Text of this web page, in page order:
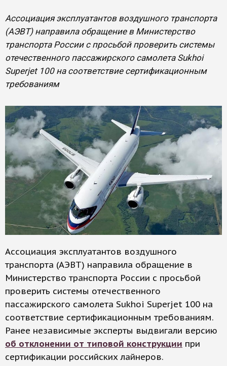
Ассоциация эксплуатантов воздушного транспорта
(АЭВТ) направила обращение в Министерство
транспорта России с просьбой проверить системы
отечественного пассажирского самолета Sukhoi
Superjet 100 на соответствие сертификационным
требованиям
Ассоциация эксплуатантов воздушного
транспорта (АЭВТ) направила обращение в
Министерство транспорта России с просьбой
проверить системы отечественного
пассажирского самолета Sukhoi Superjet 100 на
соответствие сертификационным требованиям.
Ранее независимые эксперты выдвигали версию
об отклонении от типовой конструкции при
сертификации российских лайнеров.